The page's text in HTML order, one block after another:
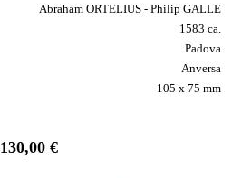
Abraham ORTELIUS - Philip GALLE
1583 ca.
Padova
Anversa
105 x 75 mm
130,00 €